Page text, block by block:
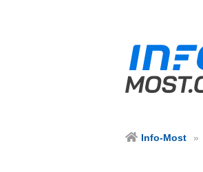
Info-Most